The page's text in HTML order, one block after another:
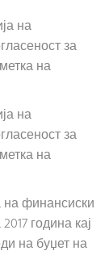
на
за
на
на
за
на
на финансиски
година кај
на буџет на